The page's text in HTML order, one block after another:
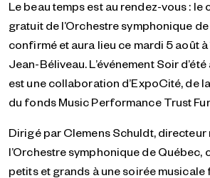
Le beau temps est au rendez-vous : le
gratuit de l’Orchestre symphonique
confirmé et aura lieu ce mardi 5 août
Jean-Béliveau. L’événement Soir
est une collaboration d’ExpoCité, de
du fonds Music Performance Trust
Dirigé par Clemens Schuldt, directeur
l’Orchestre symphonique de Québec,
petits et grands à une soirée musicale